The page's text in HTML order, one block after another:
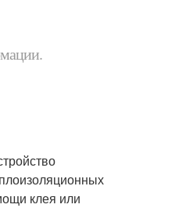
клея или